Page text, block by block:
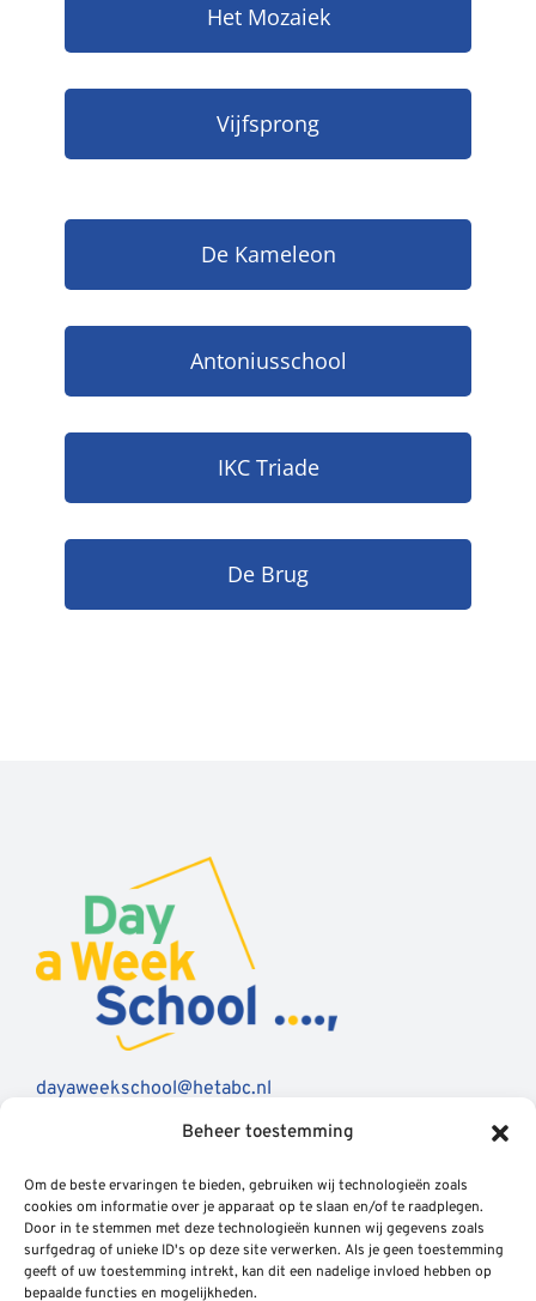
Beheer toestemming
Om de beste ervaringen te bieden, gebruiken wij technologieën zoals
cookies om informatie over je apparaat op te slaan en/of te raadplegen.
Door in te stemmen met deze technologieën kunnen wij gegevens zoals
surfgedrag of unieke ID's op deze site verwerken. Als je geen toestemming
geeft of uw toestemming intrekt, kan dit een nadelige invloed hebben op
bepaalde functies en mogelijkheden.
Het Mozaiek
Vijfsprong
De Kameleon
Antoniusschool
IKC Triade
De Brug
dayaweekschool@hetabc.nl
www.linkedin.com/day-a-week-school